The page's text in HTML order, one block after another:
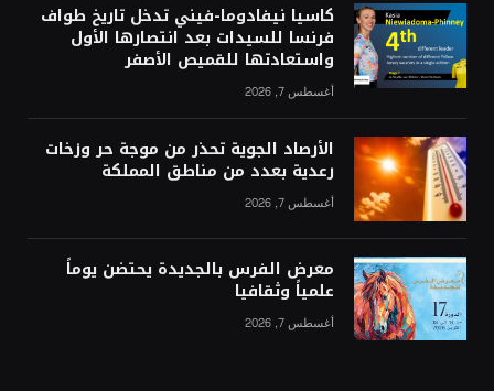
كاسيا نيفادوما-فيني تدخل تاريخ طواف
فرنسا للسيدات بعد انتصارها الأول
واستعادتها للقميص الأصفر
أغسطس 7, 2026
الأرصاد الجوية تحذر من موجة حر وزخات
رعدية بعدد من مناطق المملكة
أغسطس 7, 2026
معرض الفرس بالجديدة يحتضن يوماً
علمياً وثقافيا
أغسطس 7, 2026